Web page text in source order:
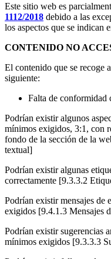
Este sitio web es
1112/2018 debido a las
los aspectos que se indican
CONTENIDO NO
El contenido que se recoge
siguiente:
Falta de conformidad
Podrían existir algunos
mínimos exigidos, 3:1, con
fondo de la sección de la
textual]
Podrían existir algunas
correctamente [9.3.3.2
Podrían existir mensajes de
exigidos [9.4.1.3 Mensajes
Podrían existir sugerencias
mínimos exigidos [9.3.3.3